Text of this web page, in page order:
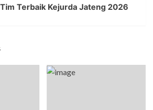
Terbaik Kejurda Jateng 2026